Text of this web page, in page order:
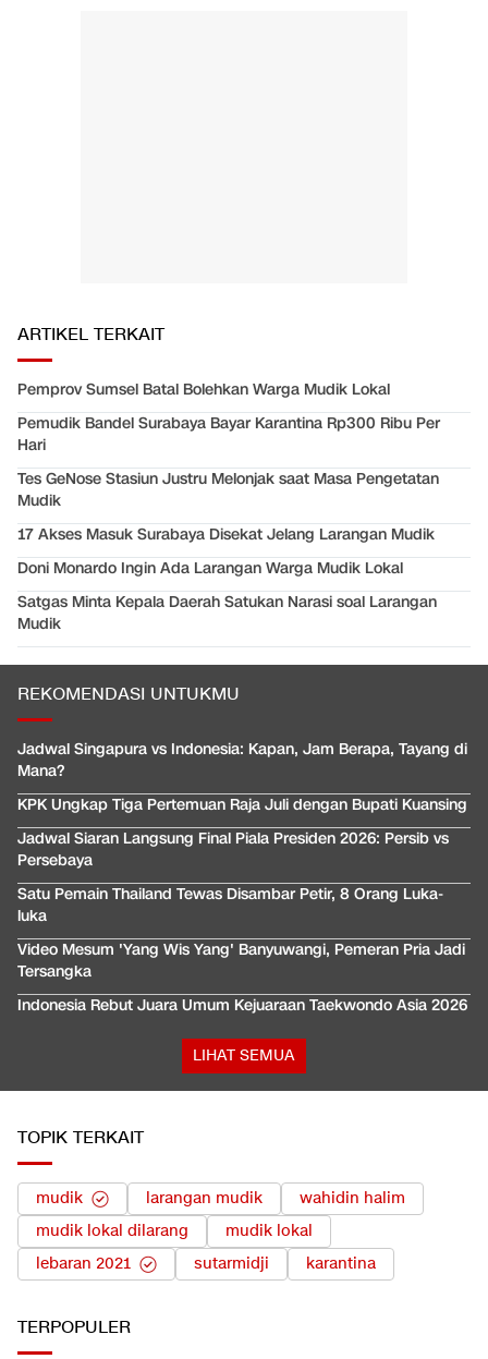
ARTIKEL TERKAIT
Pemprov Sumsel Batal Bolehkan Warga Mudik Lokal
Pemudik Bandel Surabaya Bayar Karantina Rp300 Ribu Per
Hari
Tes GeNose Stasiun Justru Melonjak saat Masa Pengetatan
Mudik
17 Akses Masuk Surabaya Disekat Jelang Larangan Mudik
Doni Monardo Ingin Ada Larangan Warga Mudik Lokal
Satgas Minta Kepala Daerah Satukan Narasi soal Larangan
Mudik
REKOMENDASI UNTUKMU
Jadwal Singapura vs Indonesia: Kapan, Jam Berapa, Tayang di
Mana?
KPK Ungkap Tiga Pertemuan Raja Juli dengan Bupati Kuansing
Jadwal Siaran Langsung Final Piala Presiden 2026: Persib vs
Persebaya
Satu Pemain Thailand Tewas Disambar Petir, 8 Orang Luka-
luka
Video Mesum 'Yang Wis Yang' Banyuwangi, Pemeran Pria Jadi
Tersangka
Indonesia Rebut Juara Umum Kejuaraan Taekwondo Asia 2026
LIHAT SEMUA
TOPIK TERKAIT
mudik larangan mudik
wahidin halim
mudik lokal dilarang
mudik lokal
lebaran 2021
sutarmidji karantina
TERPOPULER